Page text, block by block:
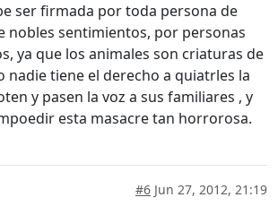
ser firmada por toda persona de
nobles sentimientos, por personas
ya que los animales son criaturas de
nadie tiene el derecho a quiatrles la
y pasen la voz a sus familiares , y
esta masacre tan horrorosa.
#6 Jun 27, 2012, 21:19